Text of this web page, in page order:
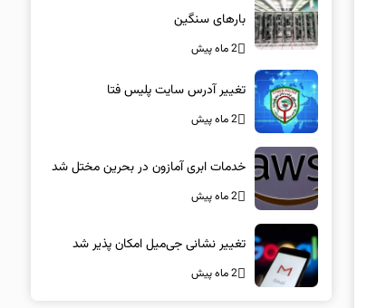
بارهای سنگین
2 ماه پیش
تغییر آدرس سایت پلیس فتا
2 ماه پیش
خدمات ابری آمازون در بحرین مختل شد
2 ماه پیش
تغییر نشانی جی‌میل امکان پذیر شد
2 ماه پیش